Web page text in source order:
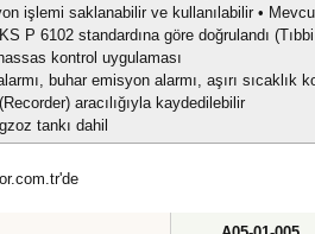
işlemi saklanabilir ve kullanılabilir •
P 6102 standardına göre doğrulandı
kontrol uygulaması
buhar emisyon alarmı, aşırı sıcaklık
aracılığıyla kaydedilebilir
tankı dahil